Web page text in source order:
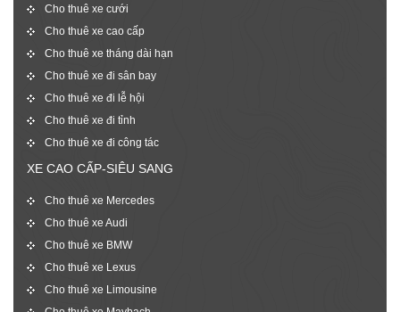
Cho thuê xe cưới
Cho thuê xe cao cấp
Cho thuê xe tháng dài hạn
Cho thuê xe đi sân bay
Cho thuê xe đi lễ hội
Cho thuê xe đi tỉnh
Cho thuê xe đi công tác
XE CAO CẤP-SIÊU SANG
Cho thuê xe Mercedes
Cho thuê xe Audi
Cho thuê xe BMW
Cho thuê xe Lexus
Cho thuê xe Limousine